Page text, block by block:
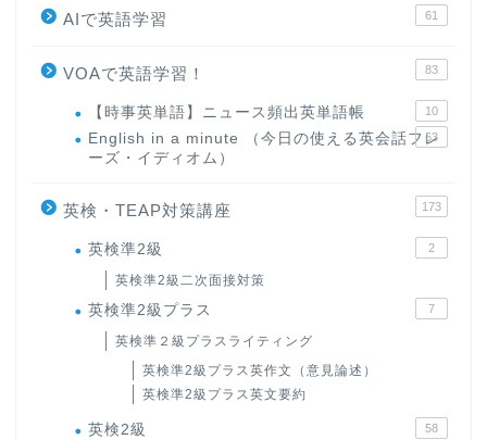
AIで英語学習 61
VOAで英語学習！ 83
【時事英単語】ニュース頻出英単語帳 10
English in a minute （今日の使える英会話フレ
ーズ・イディオム）
63
英検・TEAP対策講座 173
英検準2級 2
英検準2級二次面接対策
英検準2級プラス 7
英検準２級プラスライティング
英検準2級プラス英作文（意見論述）
英検準2級プラス英文要約
英検2級 58